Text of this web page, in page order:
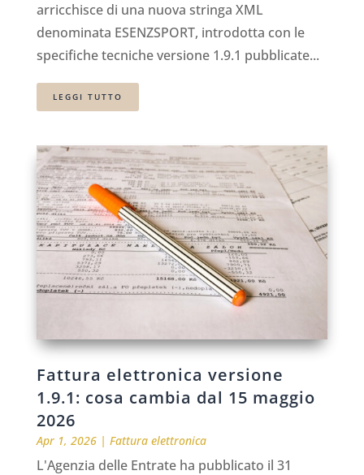
arricchisce di una nuova stringa XML
denominata ESENZSPORT, introdotta con le
specifiche tecniche versione 1.9.1 pubblicate...
LEGGI TUTTO
Fattura elettronica versione
1.9.1: cosa cambia dal 15 maggio
2026
Apr 1, 2026| Fattura elettronica
L'Agenzia delle Entrate ha pubblicato il 31